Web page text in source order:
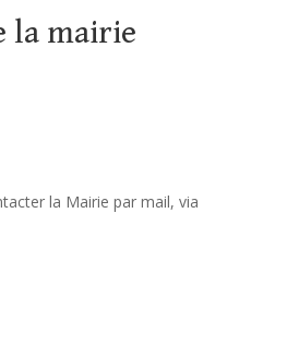
la mairie
la Mairie par mail, via